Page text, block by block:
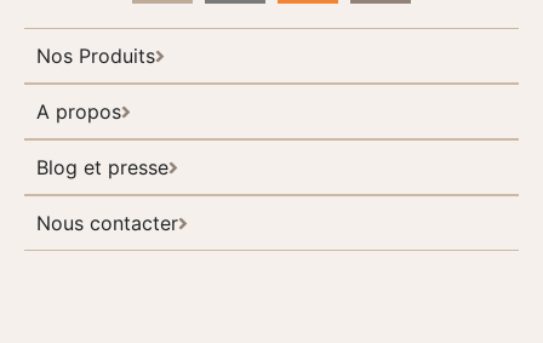
Nos Produits
A propos
Blog et presse
Nous contacter